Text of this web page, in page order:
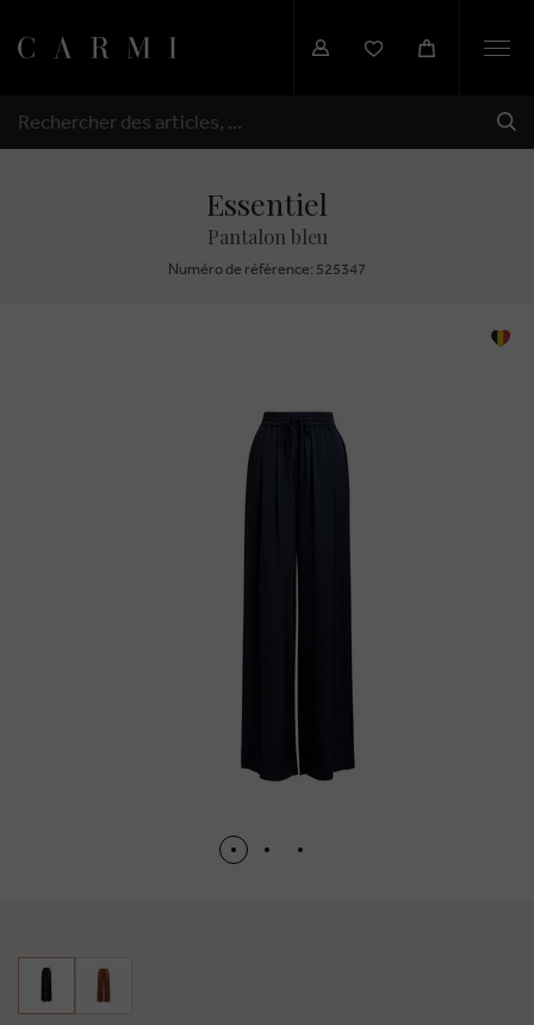
RECHERCHER
Essentiel
Pantalon bleu
Numéro de réfèrence: 525347